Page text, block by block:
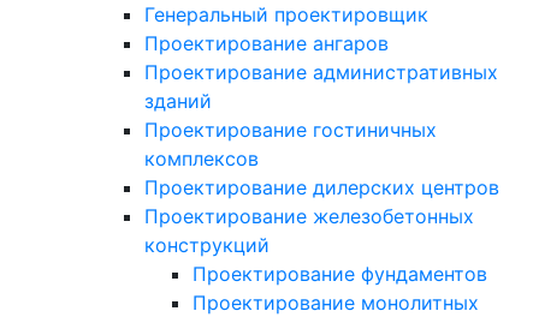
Генеральный проектировщик
Проектирование ангаров
Проектирование административных
зданий
Проектирование гостиничных
комплексов
Проектирование дилерских центров
Проектирование железобетонных
конструкций
Проектирование фундаментов
Проектирование монолитных